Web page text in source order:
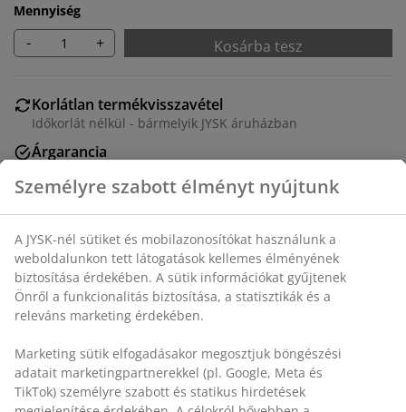
Mennyiség
- + Kosárba tesz
Korlátlan termékvisszavétel
Időkorlát nélkül - bármelyik JYSK áruházban
Árgarancia
Rugalmas házhozszállítás
Gyors és egyszerű házhozszállítás, ahogy Ön szeretné
SKU: 2817006
Részletes Adatok